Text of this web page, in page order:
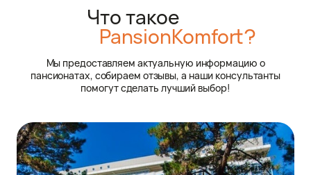
Что такое
PansionKomfort?
Мы предоставляем актуальную информацию о
пансионатах, собираем отзывы, а наши консультанты
помогут сделать лучший выбор!